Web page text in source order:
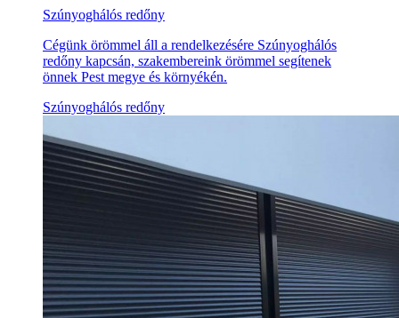
Szúnyoghálós redőny
Cégünk örömmel áll a rendelkezésére Szúnyoghálós
redőny kapcsán, szakembereink örömmel segítenek
önnek Pest megye és környékén.
Szúnyoghálós redőny